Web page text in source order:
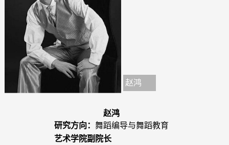
赵鸿
赵鸿
研究方向： 舞蹈编导与舞蹈教育
艺术学院副院长